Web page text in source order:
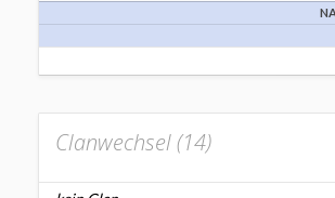
Clanwechsel (14)